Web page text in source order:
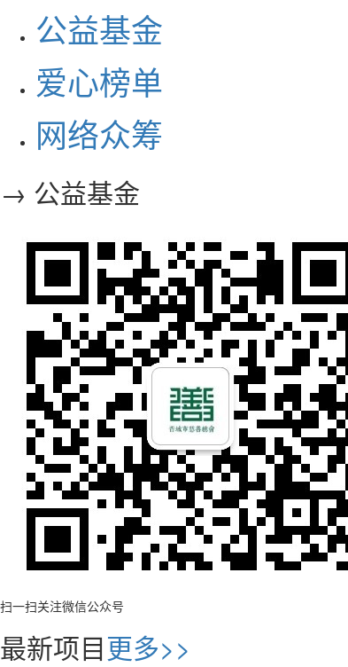
公益基金
爱心榜单
网络众筹
→ 公益基金
扫一扫关注微信公众号
最新项目更多>>